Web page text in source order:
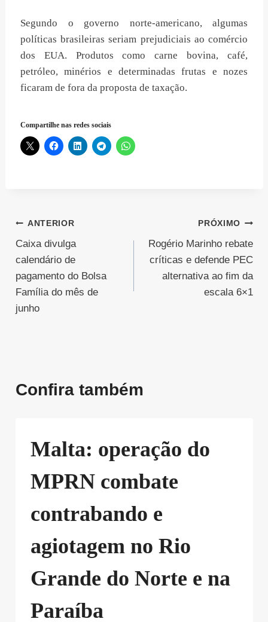
Segundo o governo norte-americano, algumas
políticas brasileiras seriam prejudiciais ao comércio
dos EUA. Produtos como carne bovina, café,
petróleo, minérios e determinadas frutas e nozes
ficaram de fora da proposta de taxação.
Compartilhe nas redes sociais
Navegação
de
Post
ANTERIOR
Caixa divulga
calendário de
pagamento do Bolsa
Família do mês de
junho
PRÓXIMO
Rogério Marinho rebate
críticas e defende PEC
alternativa ao fim da
escala 6×1
Confira também
Malta: operação do
MPRN combate
contrabando e
agiotagem no Rio
Grande do Norte e na
Paraíba